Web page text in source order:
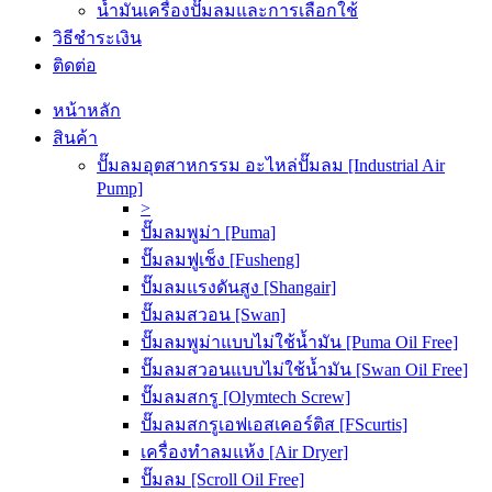
น้ำมันเครื่องปั๊มลมและการเลือกใช้
วิธีชำระเงิน
ติดต่อ
หน้าหลัก
สินค้า
ปั๊มลมอุตสาหกรรม อะไหล่ปั๊มลม [Industrial Air
Pump]
>
ปั๊มลมพูม่า [Puma]
ปั๊มลมฟูเช็ง [Fusheng]
ปั๊มลมแรงดันสูง [Shangair]
ปั๊มลมสวอน [Swan]
ปั๊มลมพูม่าแบบไม่ใช้น้ำมัน [Puma Oil Free]
ปั๊มลมสวอนแบบไม่ใช้น้ำมัน [Swan Oil Free]
ปั๊มลมสกรู [Olymtech Screw]
ปั๊มลมสกรูเอฟเอสเคอร์ติส [FScurtis]
เครื่องทำลมแห้ง [Air Dryer]
ปั๊มลม [Scroll Oil Free]